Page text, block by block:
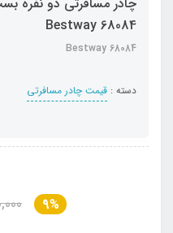
Bestway 68084
Bestway 68084
دسته : قیمت چادر مسافرتی
9%